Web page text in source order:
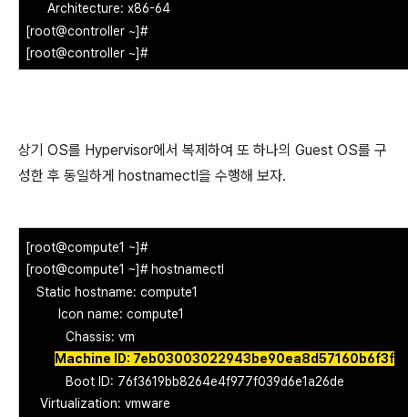
Architecture: x86-64
[root@controller ~]#
[root@controller ~]#
상기 OS를 Hypervisor에서 복제하여 또 하나의 Guest OS를 구
성한 후 동일하게 hostnamectl을 수행해 보자.
[root@compute1 ~]#
[root@compute1 ~]# hostnamectl
Static hostname: compute1
Icon name: compute1
Chassis: vm
Machine ID: 7eb03003022943be90ea8d57160b6f3f
Boot ID: 76f3619bb8264e4f977f039d6e1a26de
Virtualization: vmware